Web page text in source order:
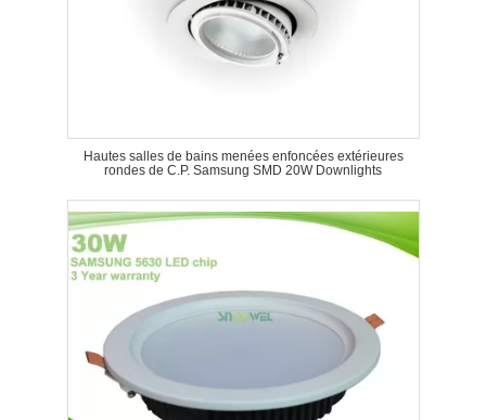
Hautes salles de bains menées enfoncées extérieures
rondes de C.P. Samsung SMD 20W Downlights